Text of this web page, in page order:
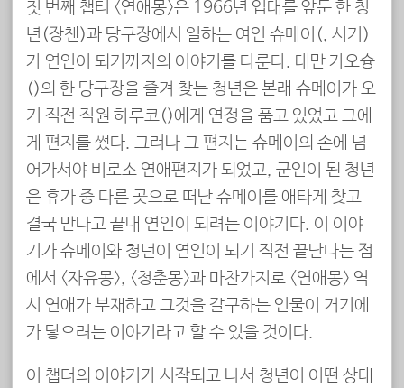
첫 번째 챕터 <연애몽>은 1966년 입대를 앞둔 한 청
년(장첸)과 당구장에서 일하는 여인 슈메이(秀美, 서기)
가 연인이 되기까지의 이야기를 다룬다. 대만 가오슝
(高雄)의 한 당구장을 즐겨 찾는 청년은 본래 슈메이가 오
기 직전 직원 하루코(春子)에게 연정을 품고 있었고 그에
게 편지를 썼다. 그러나 그 편지는 슈메이의 손에 넘
어가서야 비로소 연애편지가 되었고, 군인이 된 청년
은 휴가 중 다른 곳으로 떠난 슈메이를 애타게 찾고
결국 만나고 끝내 연인이 되려는 이야기다. 이 이야
기가 슈메이와 청년이 연인이 되기 직전 끝난다는 점
에서 <자유몽>, <청춘몽>과 마찬가지로 <연애몽> 역
시 연애가 부재하고 그것을 갈구하는 인물이 거기에
가 닿으려는 이야기라고 할 수 있을 것이다.
이 챕터의 이야기가 시작되고 나서 청년이 어떤 상태